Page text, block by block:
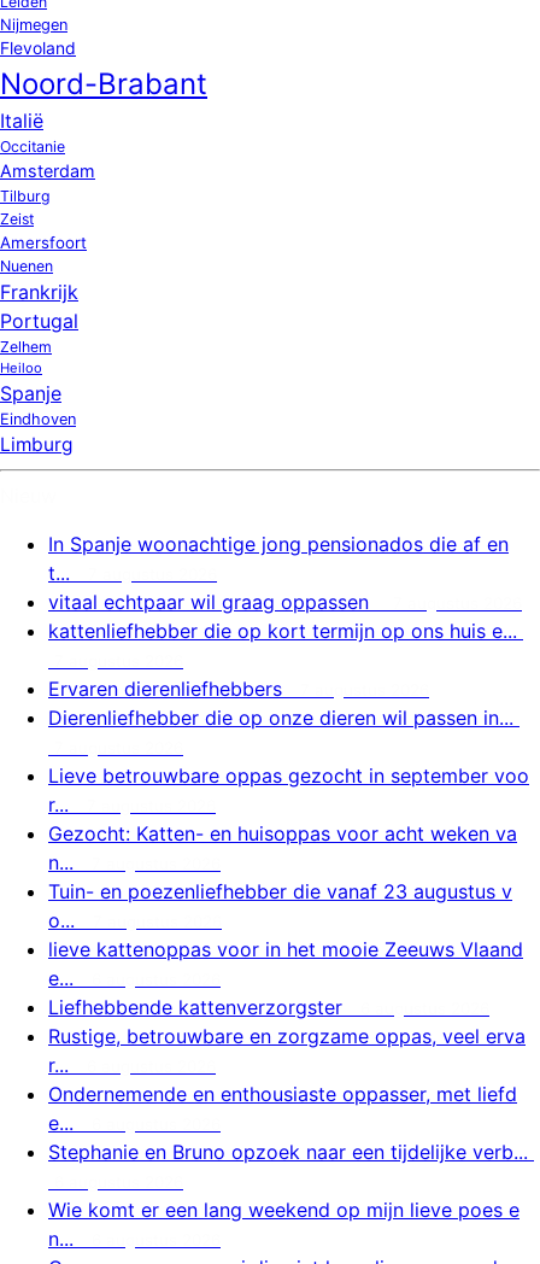
Nijmegen
Flevoland
Noord-Brabant
Italië
Occitanie
Amsterdam
Tilburg
Zeist
Amersfoort
Nuenen
Frankrijk
Portugal
Zelhem
Heiloo
Spanje
Eindhoven
Limburg
In Spanje woonachtige jong pensionados die af en
t...
vitaal echtpaar wil graag oppassen
kattenliefhebber die op kort termijn op ons huis e...
Ervaren dierenliefhebbers
Dierenliefhebber die op onze dieren wil passen in...
Lieve betrouwbare oppas gezocht in september voo
r...
Gezocht: Katten- en huisoppas voor acht weken va
n...
Tuin- en poezenliefhebber die vanaf 23 augustus v
o...
lieve kattenoppas voor in het mooie Zeeuws Vlaand
e...
Liefhebbende kattenverzorgster
Rustige, betrouwbare en zorgzame oppas, veel erva
r...
Ondernemende en enthousiaste oppasser, met liefd
e...
Stephanie en Bruno opzoek naar een tijdelijke verb...
Wie komt er een lang weekend op mijn lieve poes e
n...